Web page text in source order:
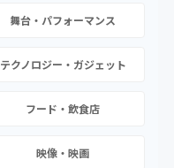
舞台・パフォーマンス
テクノロジー・ガジェット
フード・飲食店
映像・映画